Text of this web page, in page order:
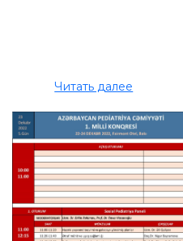
Читать далее